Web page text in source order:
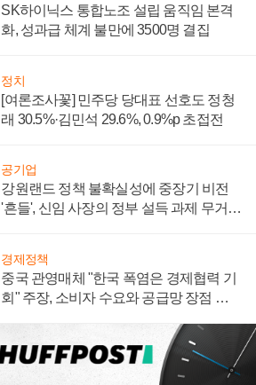
SK하이닉스 통합노조 설립 움직임 본격
화, 성과급 체계 불만에 3500명 결집
정치
[여론조사꽃] 민주당 당대표 선호도 정청
래 30.5%·김민석 29.6%, 0.9%p 초접전
공기업
강원랜드 정책 불확실성에 중장기 비전
'흔들', 신임 사장의 정부 설득 과제 무거워
경제정책
중국 관영매체 "한국 폭염은 경제협력 기
회" 주장, 소비자 수요와 공급망 장점 강